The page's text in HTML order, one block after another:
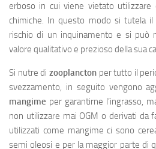
erboso in cui viene vietato utilizzare
chimiche. In questo modo si tutela
rischio di un inquinamento e si può
valore qualitativo e prezioso della sua
Si nutre di zooplanctonper tutto il
svezzamento, in seguito vengono
mangime per garantirne l’ingrasso,
non utilizzare mai OGM o derivati da
utilizzati come mangime ci sono
semi oleosi e per la maggior parte di